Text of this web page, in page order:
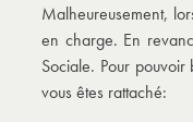
Malheureusement,
en charge. En
Sociale. Pour
vous êtes rattaché: